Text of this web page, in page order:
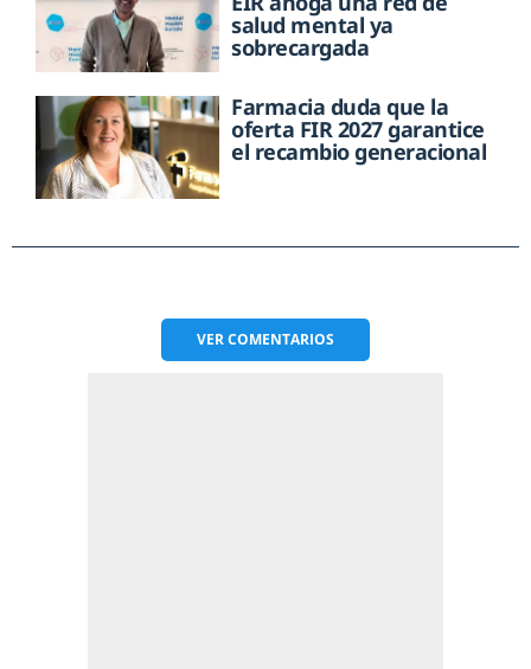
salud mental ya
sobrecargada
Farmacia duda que la
oferta FIR 2027 garantice
el recambio generacional
VERCOMENTARIOS